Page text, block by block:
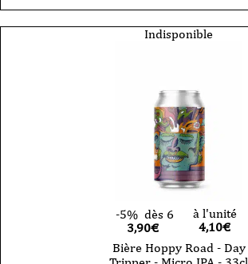
Indisponible
-5% dès 6
3,90€
à l'unité
4,10€
Bière Hoppy Road - Day